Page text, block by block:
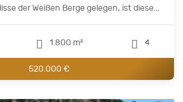
der Weißen Berge gelegen, ist diese...
1.800 m² 4
520.000 €